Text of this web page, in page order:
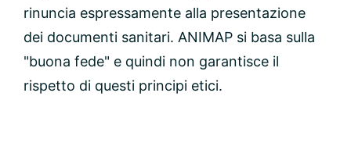
rinuncia espressamente alla presentazione
dei documenti sanitari. ANIMAP si basa sulla
"buona fede" e quindi non garantisce il
rispetto di questi principi etici.